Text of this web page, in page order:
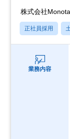
株式会社
正社員採用
業務内容